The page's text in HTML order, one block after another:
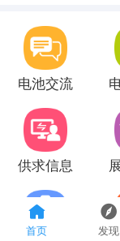
首页 发现
电池交流
供求信息